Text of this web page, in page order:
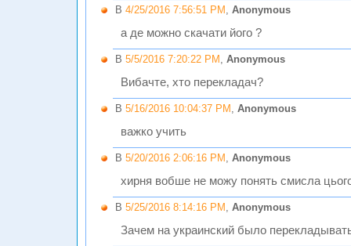
В 4/25/2016 7:56:51 PM , Anonymous
а де можно скачати його ?
В 5/5/2016 7:20:22 PM , Anonymous
Вибачте, хто перекладач?
В 5/16/2016 10:04:37 PM , Anonymous
важко учить
В 5/20/2016 2:06:16 PM , Anonymous
хирня вобше не можу понять смисла
В 5/25/2016 8:14:16 PM , Anonymous
Зачем на украинский было